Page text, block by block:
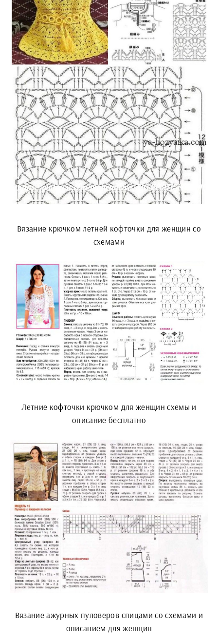
Вязание крючком летней кофточки для женщин со
схемами
Летние кофточки крючком для женщин схемы и
описание бесплатно
Вязание ажурных пуловеров спицами со схемами и
описанием для женщин